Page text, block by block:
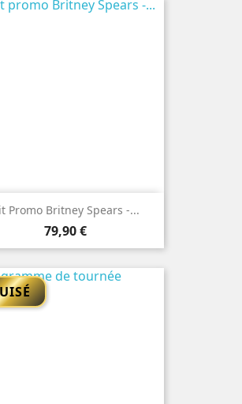
Promo Britney Spears -...
Prix
79,90 €